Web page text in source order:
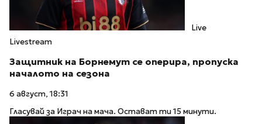
Live
Livestream
Защитник на Борнемут се оперира, пропуска
началото на сезона
6 август, 18:31
Гласувай за Играч на мача. Остават ти 15 минути.